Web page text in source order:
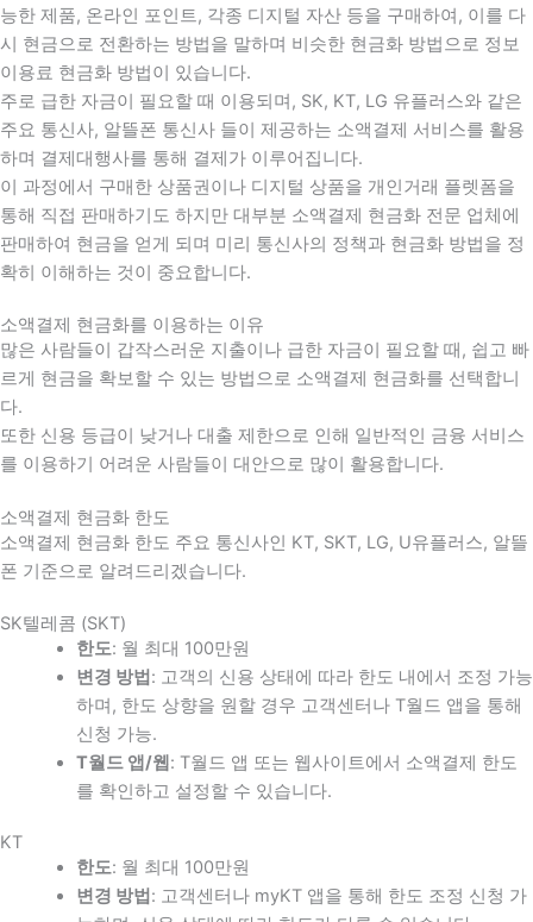
능한 제품, 온라인 포인트, 각종 디지털 자산 등을 구매하여, 이를 다
시 현금으로 전환하는 방법을 말하며 비슷한 현금화 방법으로 정보
이용료 현금화 방법이 있습니다.
주로 급한 자금이 필요할 때 이용되며, SK, KT, LG 유플러스와 같은
주요 통신사, 알뜰폰 통신사 들이 제공하는 소액결제 서비스를 활용
하며 결제대행사를 통해 결제가 이루어집니다.
이 과정에서 구매한 상품권이나 디지털 상품을 개인거래 플렛폼을
통해 직접 판매하기도 하지만 대부분 소액결제 현금화 전문 업체에
판매하여 현금을 얻게 되며 미리 통신사의 정책과 현금화 방법을 정
확히 이해하는 것이 중요합니다.
소액결제 현금화를 이용하는 이유
많은 사람들이 갑작스러운 지출이나 급한 자금이 필요할 때 , 쉽고 빠
르게 현금을 확보할 수 있는 방법으로 소액결제 현금화를 선택합니
다.
또한 신용 등급이 낮거나 대출 제한으로 인해 일반적인 금융 서비스
를 이용하기 어려운 사람들이 대안으로 많이 활용합니다.
소액결제 현금화 한도
소액결제 현금화 한도 주요 통신사인 KT, SKT, LG, U유플러스, 알뜰
폰 기준으로 알려드리겠습니다.
SK텔레콤 (SKT)
한도: 월 최대 100만원
변경 방법 : 고객의 신용 상태에 따라 한도 내에서 조정 가능
하며, 한도 상향을 원할 경우 고객센터나 T월드 앱을 통해
신청 가능.
T월드 앱/웹 : T월드 앱 또는 웹사이트에서 소액결제 한도
를 확인하고 설정할 수 있습니다.
KT
한도: 월 최대 100만원
변경 방법 : 고객센터나 myKT 앱을 통해 한도 조정 신청 가